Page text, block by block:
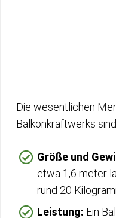
Die wesentlichen
Balkonkraftwerks
Größe und
etwa 1,6 meter
rund 20
Leistung: Ein